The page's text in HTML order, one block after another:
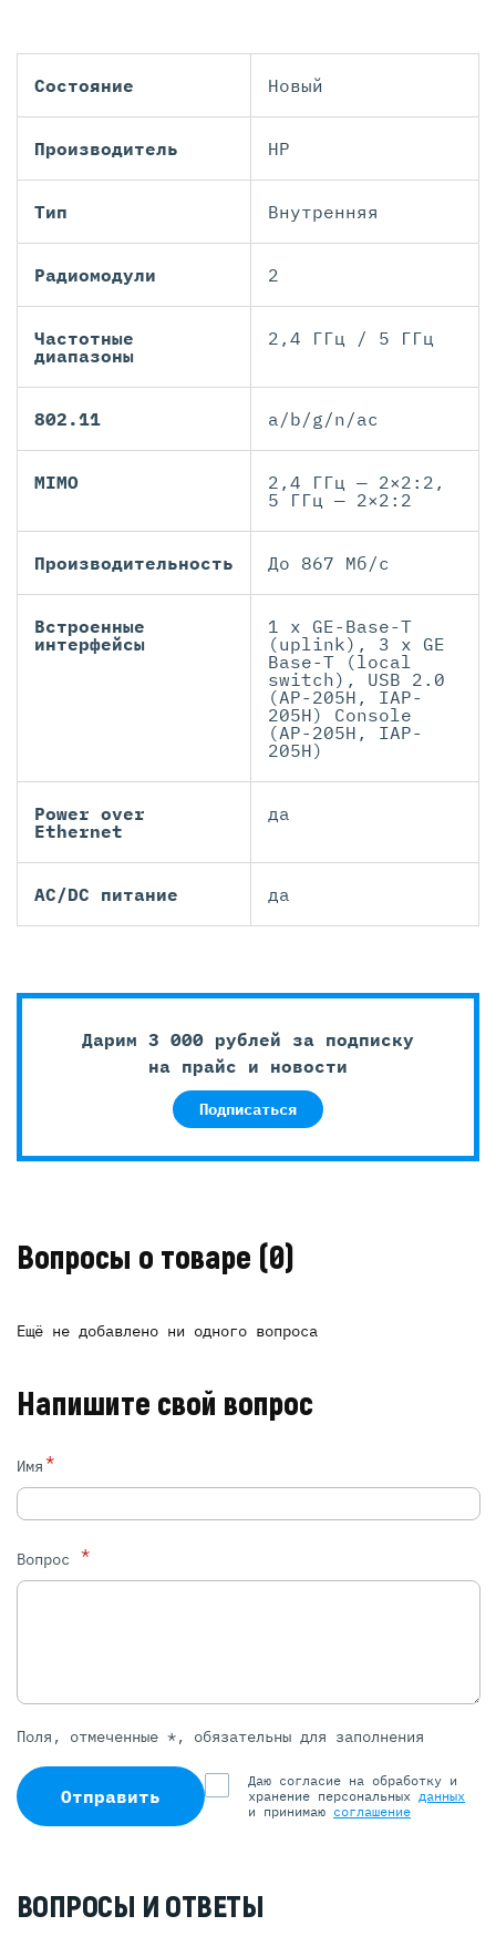
Состояние Новый
Производитель HP
Тип Внутренняя
Радиомодули 2
Частотные
диапазоны
2,4 ГГц / 5 ГГц
802.11 a/b/g/n/ac
MIMO
2,4 ГГц — 2×2:2,
5 ГГц — 2×2:2
Производительность До 867 Mб/с
Встроенные
интерфейсы
1 x GE-Base-T
(uplink), 3 x GE
Base-T (local
switch), USB 2.0
(AP-205H, IAP-
205H) Console
(AP-205H, IAP-
205H)
Power over
Ethernet
да
AC/DC питание да
Дарим 3 000 рублей за подписку
на прайс и новости
Подписаться
Вопросы о товаре (0)
Ещё не добавлено ни одного вопроса
Напишите свой вопрос
Имя*
Вопрос *
Поля, отмеченные *, обязательны для заполнения
Отправить
Даю согласие на обработку и
хранение персональных данных
и принимаю соглашение
ВОПРОСЫ И ОТВЕТЫ